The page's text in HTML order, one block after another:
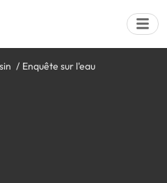
Enquête sur l'eau